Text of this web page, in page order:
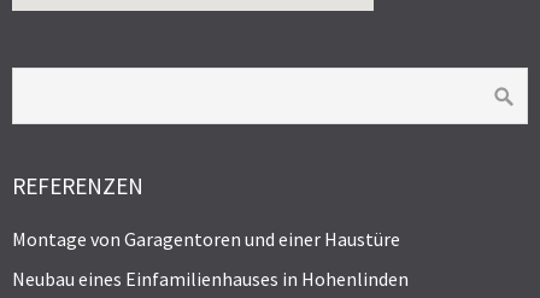
REFERENZEN
Montage von Garagentoren und einer Haustüre
Neubau eines Einfamilienhauses in Hohenlinden